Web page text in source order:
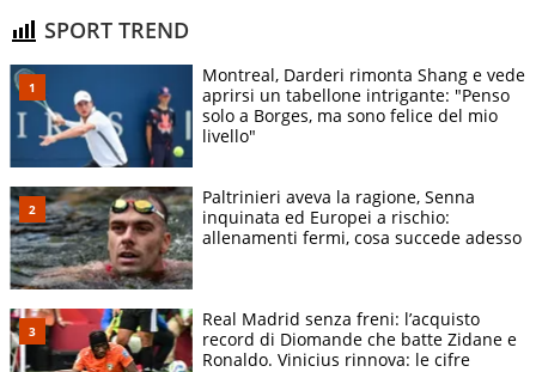
SPORT TREND
Montreal, Darderi rimonta Shang e vede
aprirsi un tabellone intrigante: "Penso
solo a Borges, ma sono felice del mio
livello"
Paltrinieri aveva la ragione, Senna
inquinata ed Europei a rischio:
allenamenti fermi, cosa succede adesso
Real Madrid senza freni: l’acquisto
record di Diomande che batte Zidane e
Ronaldo. Vinicius rinnova: le cifre